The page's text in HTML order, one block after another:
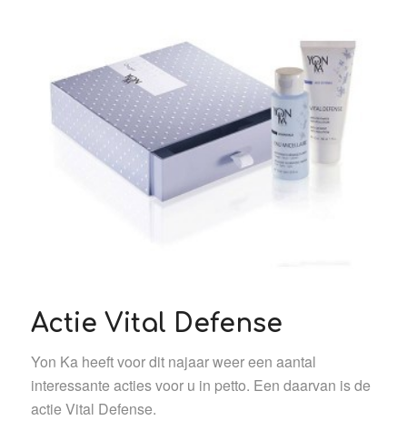
Actie Vital Defense
Yon Ka heeft voor dit najaar weer een aantal
interessante acties voor u in petto. Een daarvan is de
actie Vital Defense.